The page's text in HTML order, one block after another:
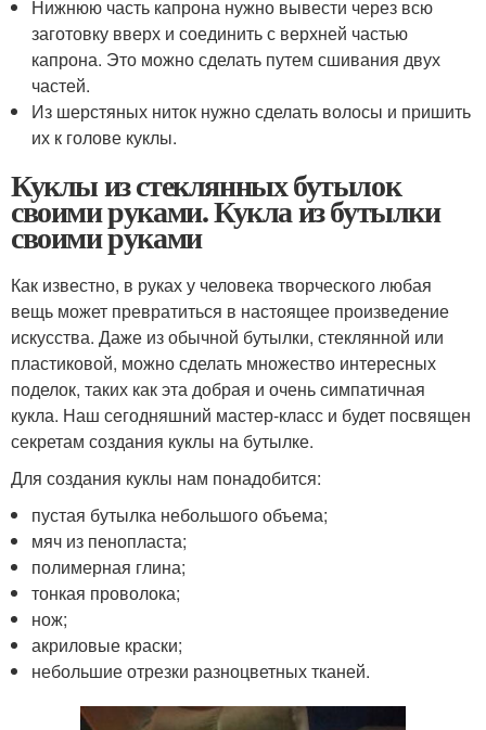
Нижнюю часть капрона нужно вывести через всю
заготовку вверх и соединить с верхней частью
капрона. Это можно сделать путем сшивания двух
частей.
Из шерстяных ниток нужно сделать волосы и пришить
их к голове куклы.
Куклы из стеклянных бутылок
своими руками. Кукла из бутылки
своими руками
Как известно, в руках у человека творческого любая
вещь может превратиться в настоящее произведение
искусства. Даже из обычной бутылки, стеклянной или
пластиковой, можно сделать множество интересных
поделок, таких как эта добрая и очень симпатичная
кукла. Наш сегодняшний мастер-класс и будет посвящен
секретам создания куклы на бутылке.
Для создания куклы нам понадобится:
пустая бутылка небольшого объема;
мяч из пенопласта;
полимерная глина;
тонкая проволока;
нож;
акриловые краски;
небольшие отрезки разноцветных тканей.